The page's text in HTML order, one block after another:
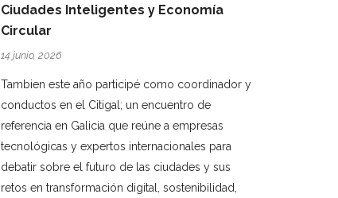
Ciudades Inteligentes y Economía
Circular
14 junio, 2026
Tambien este año participé como coordinador y
conductos en el Citigal; un encuentro de
referencia en Galicia que reúne a empresas
tecnológicas y expertos internacionales para
debatir sobre el futuro de las ciudades y sus
retos en transformación digital, sostenibilidad,